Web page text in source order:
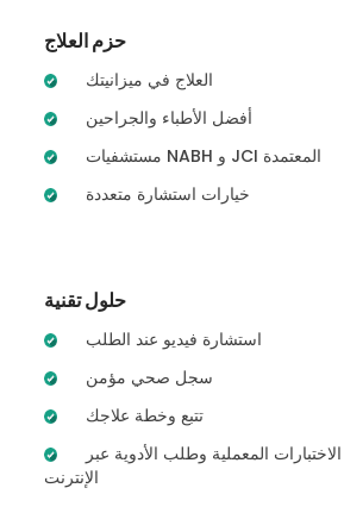
حزم العلاج
العلاج في ميزانيتك
أفضل الأطباء والجراحين
مستشفيات NABH و JCI المعتمدة
خيارات استشارة متعددة
حلول تقنية
استشارة فيديو عند الطلب
سجل صحي مؤمن
تتبع وخطة علاجك
الإنترنت